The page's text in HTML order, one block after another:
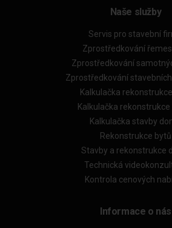
Naše služby
Servis pro stavební
Zprostředkování
Zprostředkování
Zprostředkování
Kalkulačka
Kalkulačka
Kalkulačka stavby
Rekonstrukce bytů
Stavby a rekonstrukce
Technická
Kontrola cenových
Informace o nás